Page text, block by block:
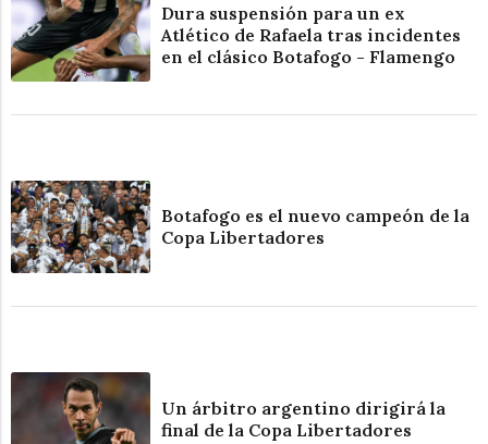
Dura suspensión para un ex
Atlético de Rafaela tras incidentes
en el clásico Botafogo - Flamengo
Botafogo es el nuevo campeón de la
Copa Libertadores
Un árbitro argentino dirigirá la
final de la Copa Libertadores